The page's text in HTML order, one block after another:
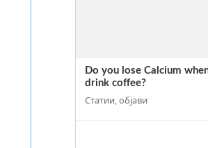
Do you lose Calcium
drink coffee?
Статии, објави